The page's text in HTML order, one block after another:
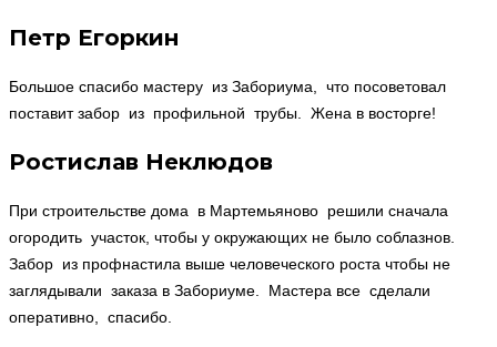
Петр Егоркин
Большое спасибо мастеру из Забориума, что посоветовал
поставит забор из профильной трубы. Жена в восторге!
Ростислав Неклюдов
При строительстве дома в Мартемьяново решили сначала
огородить участок, чтобы у окружающих не было соблазнов.
Забор из профнастила выше человеческого роста чтобы не
заглядывали заказа в Забориуме. Мастера все сделали
оперативно, спасибо.